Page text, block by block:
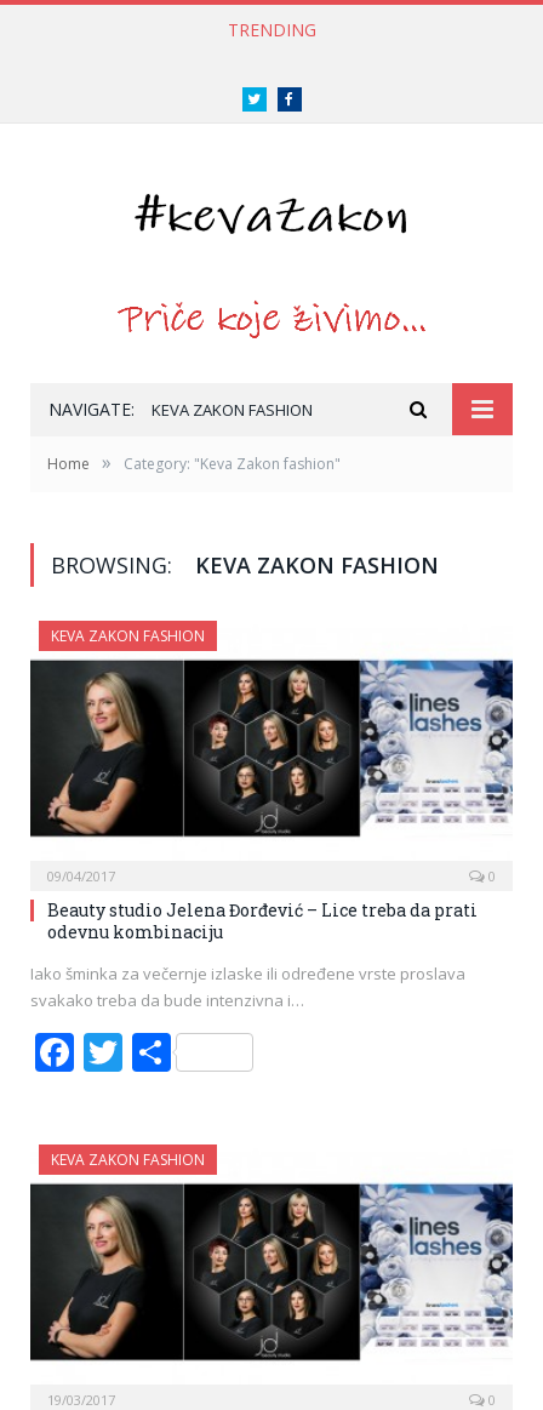
TRENDING
Twitter
NAVIGATE: KEVA ZAKON FASHION
Home » Category: "Keva Zakon fashion"
BROWSING: KEVA ZAKON FASHION
KEVA ZAKON FASHION
09/04/2017 0
Beauty studio Jelena Đorđević – Lice treba da prati
odevnu kombinaciju
Iako šminka za večernje izlaske ili određene vrste proslava
svakako treba da bude intenzivna i…
Facebook
Twitter
Share
KEVA ZAKON FASHION
19/03/2017 0